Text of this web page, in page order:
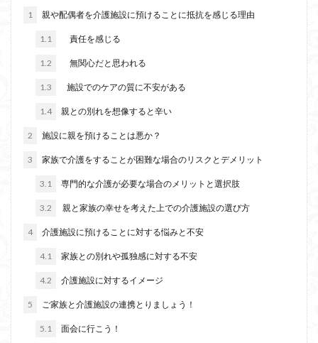
1 親や配偶者を介護施設に預けることに抵抗を感じる理由
1.1 責任を感じる
1.2 無関心だと思われる
1.3 施設でのケアの質に不安がある
1.4 親との別れを想像すると辛い
2 施設に親を預けることは悪か？
3 家族で介護をすることが困難な場合のリスクとデメリット
3.1 専門的な介護が必要な場合のメリットと選択肢
3.2 親と家族の幸せを考えた上での介護施設の選び方
4 介護施設に預けることに対する悩みと不安
4.1 家族との別れや孤独感に対する不安
4.2 介護施設に対するイメージ
5 ご家族と介護施設の連携とりましょう！
5.1 面会に行こう！